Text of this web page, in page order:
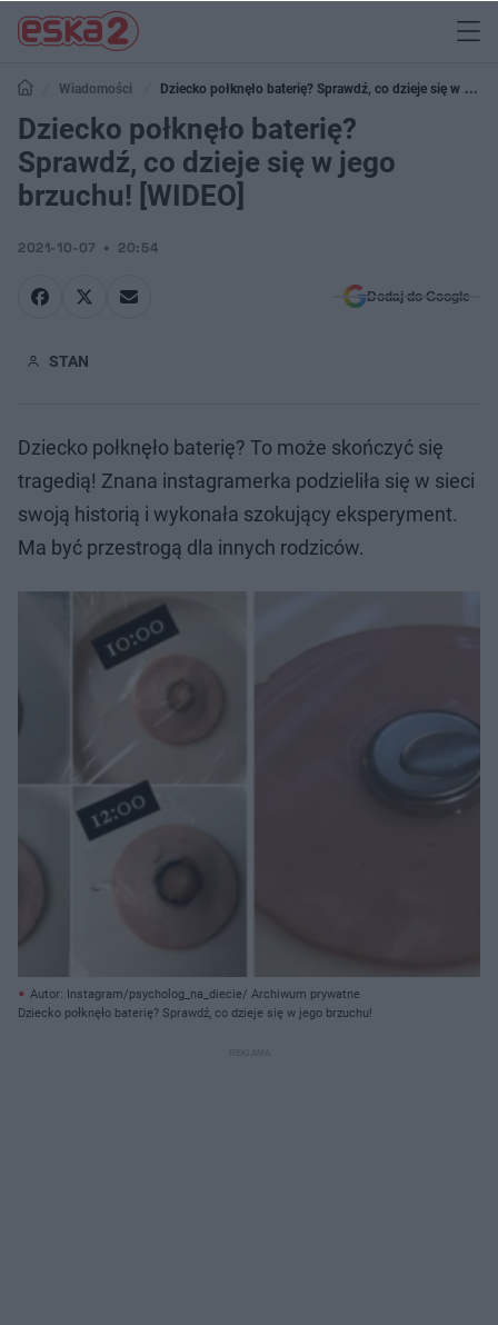
Wiadomości
Dziecko połknęło baterię? Sprawdź, co dzieje się w jego
brzuchu! [WIDEO]
Dziecko połknęło baterię?
Sprawdź, co dzieje się w jego
brzuchu! [WIDEO]
2021-10-07 20:54
Dodaj do Google
STAN
Dziecko połknęło baterię? To może skończyć się
tragedią! Znana instagramerka podzieliła się w sieci
swoją historią i wykonała szokujący eksperyment.
Ma być przestrogą dla innych rodziców.
Autor: Instagram/psycholog_na_diecie/ Archiwum prywatne
Dziecko połknęło baterię? Sprawdź, co dzieje się w jego brzuchu!